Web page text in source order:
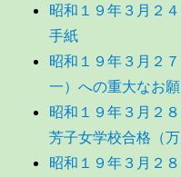
昭和１９年３月２
手紙
昭和１９年３月２
一）への重大なお
昭和１９年３月２
芳子女学校合格（万
昭和１９年３月２